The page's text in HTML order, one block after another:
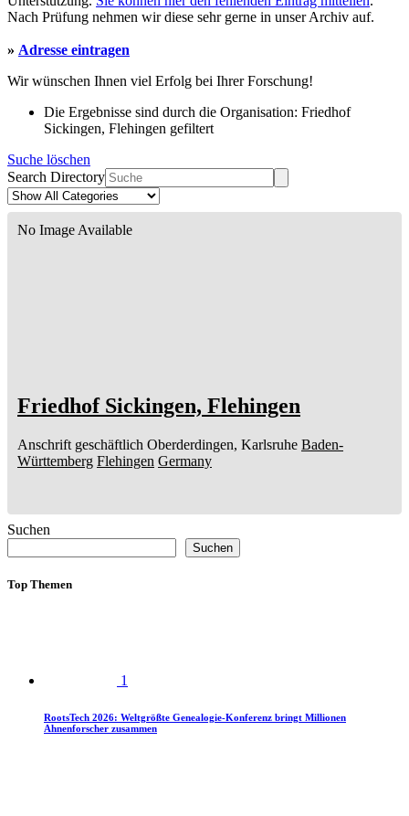
Nach Prüfung nehmen wir diese sehr gerne in unser Archiv auf.
» Adresse eintragen
Wir wünschen Ihnen viel Erfolg bei Ihrer Forschung!
Die Ergebnisse sind durch die Organisation: Friedhof
Sickingen, Flehingen gefiltert
Suche löschen
Search Directory
No Image Available
Friedhof Sickingen, Flehingen
Anschrift geschäftlich Oberderdingen, Karlsruhe Baden-
Württemberg Flehingen Germany
Suchen
Suchen
Top Themen
1
RootsTech 2026: Weltgrößte Genealogie-Konferenz bringt Millionen
Ahnenforscher zusammen